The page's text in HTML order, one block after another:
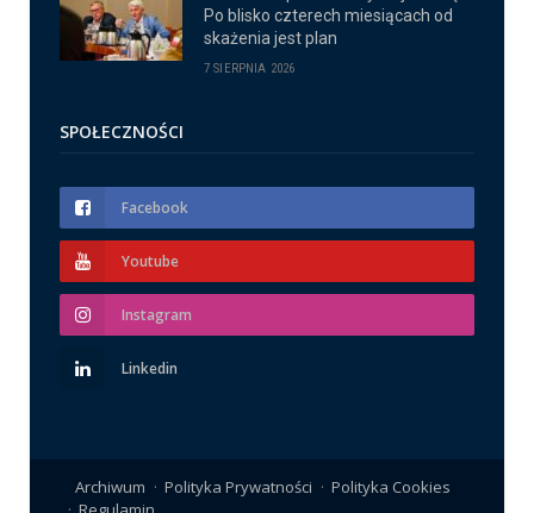
Po blisko czterech miesiącach od
skażenia jest plan
7 SIERPNIA 2026
SPOŁECZNOŚCI
Facebook
Youtube
Instagram
Linkedin
Archiwum Polityka Prywatności
Polityka Cookies